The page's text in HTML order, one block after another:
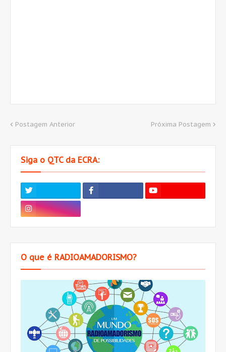
Postagem Anterior Próxima Postagem
Siga o QTC da ECRA:
O que é RADIOAMADORISMO?